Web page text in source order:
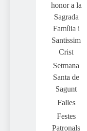
honor a la
Sagrada
Família i
Santissim
Crist
Setmana
Santa de
Sagunt
Falles
Festes
Patronals